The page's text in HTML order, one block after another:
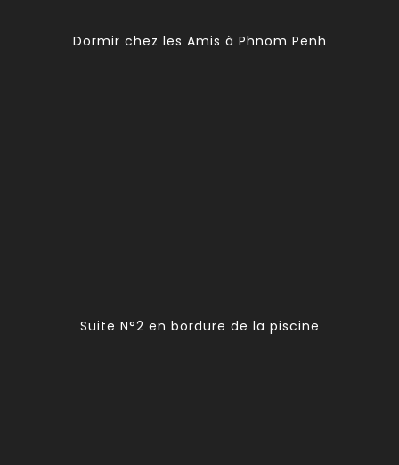
Dormir chez les Amis à Phnom Penh
Suite N°2 en bordure de la piscine